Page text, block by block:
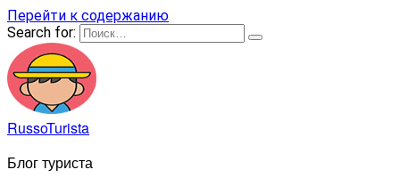
Перейти к содержанию
Search for:
RussoTurista
Блог туриста